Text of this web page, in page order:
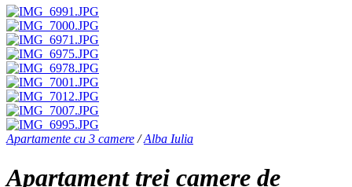
Apartamente cu 3 camere/Alba Iulia
Apartament trei camere de